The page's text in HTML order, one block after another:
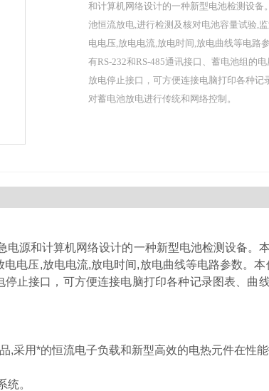
和计算机网络设计的一种新型电池检测设备
池恒流放电,进行检测及核对电池容量试验,
电电压,放电电流,放电时间,放电曲线等电路
有RS-232和RS-485通讯接口、蓄电池组的
放电停止接口，可方便连接电脑打印各种记
对蓄电池放电进行传统和网络控制。
电源和计算机网络设计的一种新型电池检测设备。
电压,放电电流,放电时间,放电曲线等电路参数。
止接口，可方便连接电脑打印各种记录图表、曲
,采用*的恒流电子负载和新型高效的电热元件在性
。